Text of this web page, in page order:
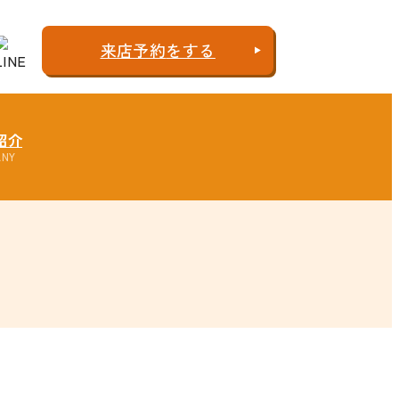
来店予約をする
介